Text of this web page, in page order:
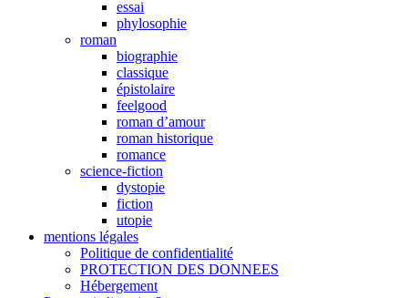
essai
phylosophie
roman
biographie
classique
épistolaire
feelgood
roman d’amour
roman historique
romance
science-fiction
dystopie
fiction
utopie
mentions légales
Politique de confidentialité
PROTECTION DES DONNEES
Hébergement